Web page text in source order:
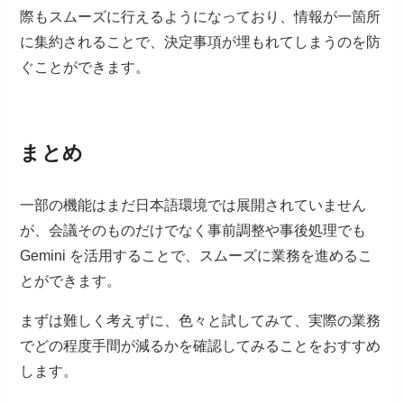
際もスムーズに行えるようになっており、情報が一箇所
に集約されることで、決定事項が埋もれてしまうのを防
ぐことができます。
まとめ
一部の機能はまだ日本語環境では展開されていません
が、会議そのものだけでなく事前調整や事後処理でも
Gemini を活用することで、スムーズに業務を進めるこ
とができます。
まずは難しく考えずに、色々と試してみて、実際の業務
でどの程度手間が減るかを確認してみることをおすすめ
します。